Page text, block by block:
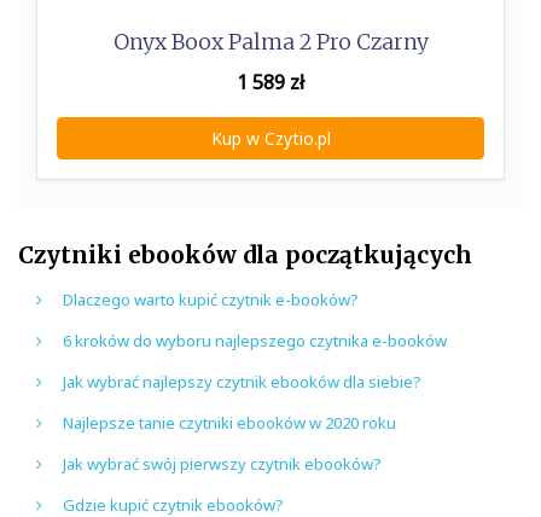
Onyx Boox Palma 2 Pro Czarny
1 589 zł
Kup w Czytio.pl
Czytniki ebooków dla początkujących
Dlaczego warto kupić czytnik e-booków?
6 kroków do wyboru najlepszego czytnika e-booków
Jak wybrać najlepszy czytnik ebooków dla siebie?
Najlepsze tanie czytniki ebooków w 2020 roku
Jak wybrać swój pierwszy czytnik ebooków?
Gdzie kupić czytnik ebooków?